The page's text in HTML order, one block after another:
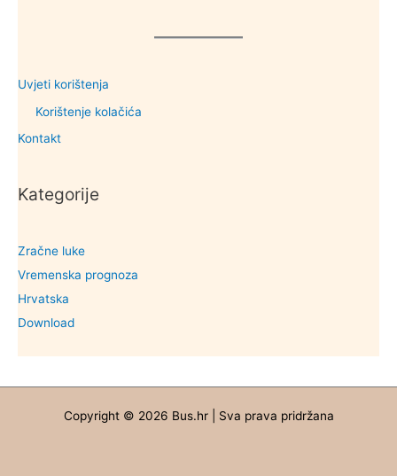
Uvjeti korištenja
Korištenje kolačića
Kontakt
Kategorije
Zračne luke
Vremenska prognoza
Hrvatska
Download
Copyright © 2026 Bus.hr | Sva prava pridržana